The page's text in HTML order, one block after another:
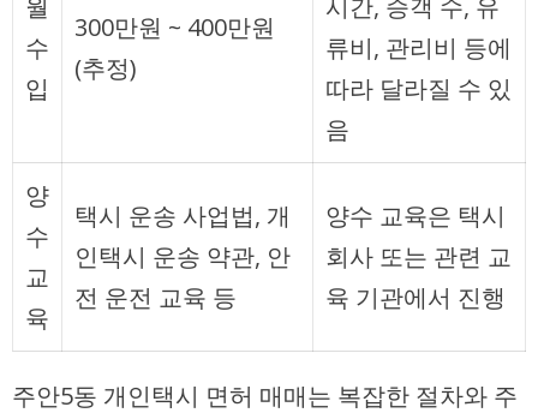
월
수
입
300만원 ~ 400만원
(추정)
시간, 승객 수, 유
류비, 관리비 등에
따라 달라질 수 있
음
양
수
교
육
택시 운송 사업법, 개
인택시 운송 약관, 안
전 운전 교육 등
양수 교육은 택시
회사 또는 관련 교
육 기관에서 진행
주안5동 개인택시 면허 매매는 복잡한 절차와 주